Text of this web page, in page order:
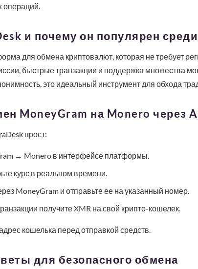
операций.
и почему он популярен
для обмена криптовалют, которая не требует
быстрые транзакции и поддержка множества
это идеальный инструмент для обхода
MoneyGram на Monero через
прост:
→ Monero в интерфейсе платформы.
курс в реальном времени.
MoneyGram и отправьте ее на указанный номер.
получите XMR на свой крипто-кошелек.
кошелька перед отправкой средств.
для безопасного обмена